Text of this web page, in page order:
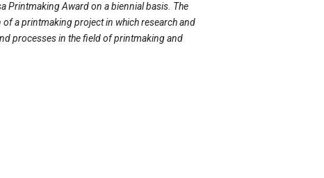
Printmaking Award on a biennial basis. The
a printmaking project in which research and
processes in the field of printmaking and